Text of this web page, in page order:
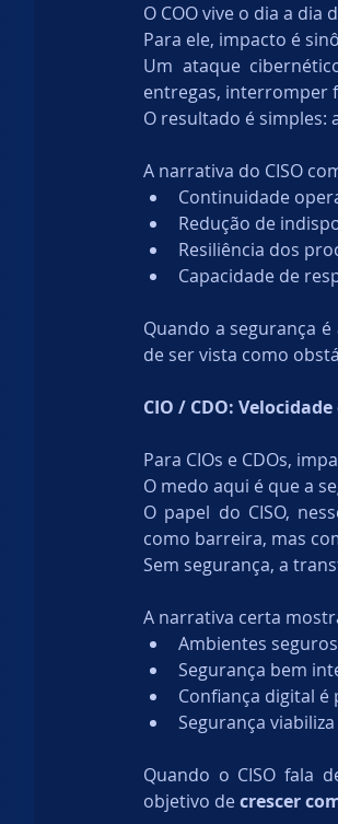
O COO vive o dia a dia
Para ele, impacto é
Um ataque
entregas, interromper
O resultado é simples:
A narrativa do CISO
Continuidade
Redução de
Resiliência dos
Capacidade de
Quando a segurança
de ser vista como
CIO / CDO:
Para CIOs e CDOs,
O medo aqui é que a
O papel do CISO,
como barreira, mas
Sem segurança, a
A narrativa certa
Ambientes
Segurança bem
Confiança digital
Segurança
Quando o CISO fala
objetivo de crescer